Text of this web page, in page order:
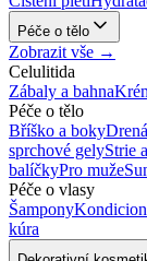
Péče o tělo
Zobrazit vše →
Celulitida
Zábaly a bahna
Péče o tělo
Bříško a boky
sprchové gelyStrie
balíčkyPro muže
Péče o vlasy
Šampony
kúra